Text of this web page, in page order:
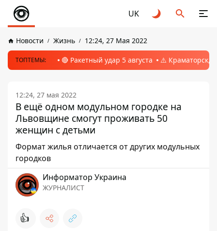
UK
Новости Жизнь 12:24, 27 Мая 2022
ТОПТЕМЫ: 🔴 Ракетный удар 5 августа ⚠️ Краматорск,
12:24, 27 мая 2022
В ещё одном модульном городке на
Львовщине смогут проживать 50
женщин с детьми
Формат жилья отличается от других модульных
городков
Информатор Украина
ЖУРНАЛИСТ
👍